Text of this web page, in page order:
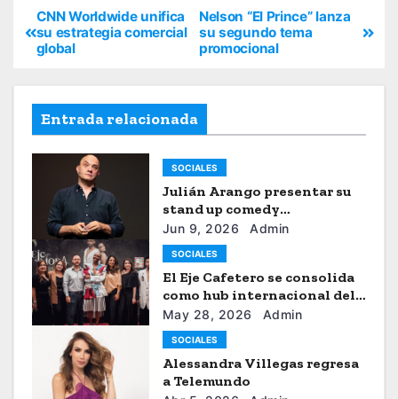
Nelson “El Prince” lanza
su segundo tema
promocional
CNN Worldwide unifica
su estrategia comercial
global
Entrada relacionada
SOCIALES
Julián Arango presentar su
stand up comedy
“Julianchou”
Jun 9, 2026 Admin
SOCIALES
El Eje Cafetero se consolida
como hub internacional del
sistema moda
May 28, 2026 Admin
SOCIALES
Alessandra Villegas regresa
a Telemundo